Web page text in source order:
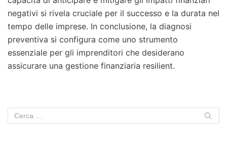
negativi si rivela cruciale per il successo e la durata nel
tempo delle imprese. In conclusione, la diagnosi
preventiva si configura come uno strumento
essenziale per gli imprenditori che desiderano
assicurare una gestione finanziaria resilient.